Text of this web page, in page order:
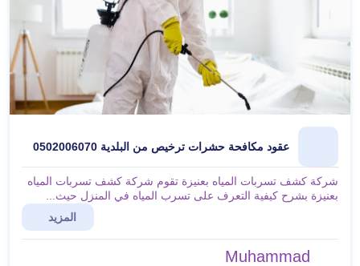
عقود مكافحة حشرات ترخيص من البلدية 0502006070
شركة كشف تسربات المياه بعنيزة تقوم شركة كشف تسربات المياه
بعنيزة بشرح كيفية التعرف على تسرب المياه في المنزل حيث...
المزيد
Muhammad